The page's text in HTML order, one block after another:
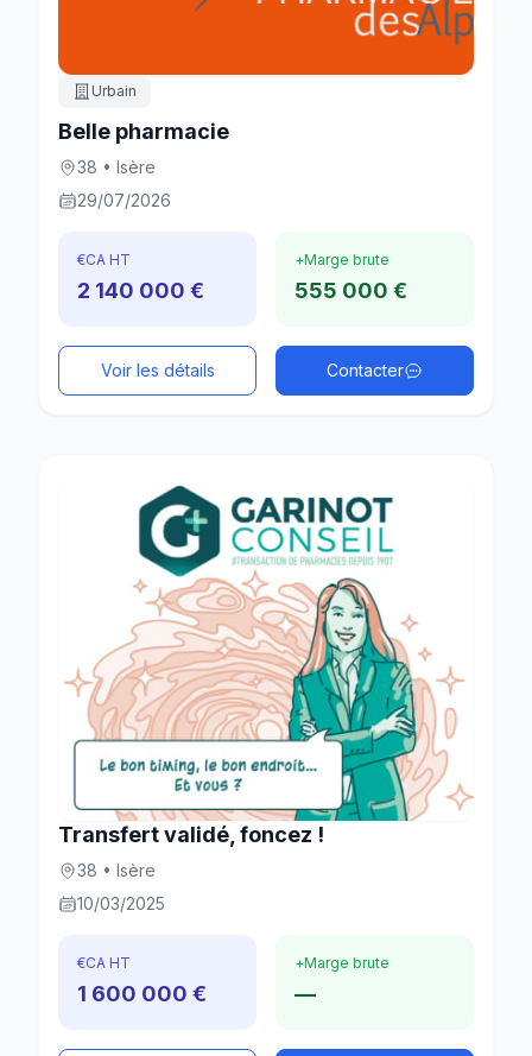
Urbain
Belle pharmacie
38 • Isère
29/07/2026
€CA HT
2 140 000 €
+Marge brute
555 000 €
Voir les détails Contacter
Transfert validé, foncez !
38 • Isère
10/03/2025
€CA HT
1 600 000 €
+Marge brute
—